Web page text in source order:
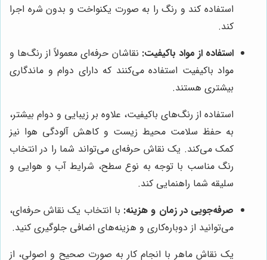
استفاده کند و رنگ را به صورت یکنواخت و بدون شره اجرا
کند.
استفاده از مواد باکیفیت: نقاشان حرفه‌ای معمولاً از رنگ‌ها و
مواد باکیفیت استفاده می‌کنند که دارای دوام و ماندگاری
بیشتری هستند.
استفاده از رنگ‌های باکیفیت، علاوه بر زیبایی و دوام بیشتر،
به حفظ سلامت محیط زیست و کاهش آلودگی هوا نیز
کمک می‌کند. یک نقاش حرفه‌ای می‌تواند شما را در انتخاب
رنگ مناسب با توجه به نوع سطح، شرایط آب و هوایی و
سلیقه شما راهنمایی کند.
صرفه‌جویی در زمان و هزینه: با انتخاب یک نقاش حرفه‌ای،
می‌توانید از دوباره‌کاری و هزینه‌های اضافی جلوگیری کنید.
یک نقاش ماهر با انجام کار به صورت صحیح و اصولی، از